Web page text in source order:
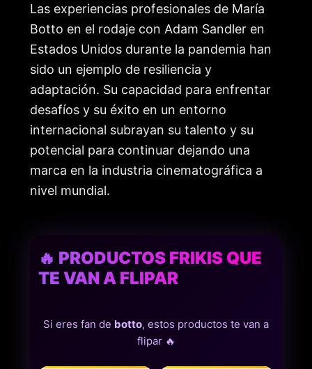
Las experiencias profesionales de María
Botto en el rodaje con Adam Sandler en
Estados Unidos durante la pandemia han
sido un ejemplo de resiliencia y
adaptación. Su capacidad para enfrentar
desafíos y su éxito en un entorno
internacional subrayan su talento y su
potencial para continuar dejando una
marca en la industria cinematográfica a
nivel mundial.
🔥 PRODUCTOS FRIKIS QUE
TE VAN A FLIPAR
Si eres fan de botto, estos productos te van a
flipar 🔥